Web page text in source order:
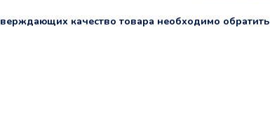
качество товара необходимо